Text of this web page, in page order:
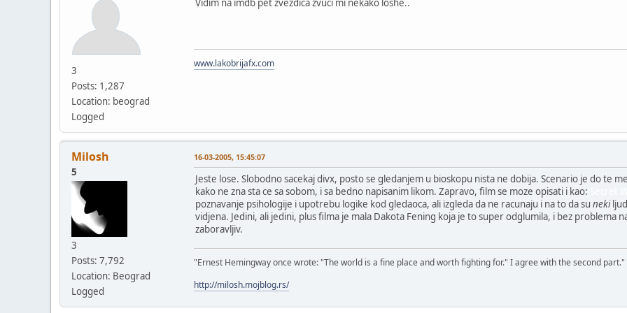
3
Posts: 1,287
Location: beograd
Logged
www.lakobrijafx.com
Milosh
5
3
Posts: 7,792
Location: Beograd
Logged
16-03-2005, 15:45:07
Jeste lose. Slobodno sacekaj divx, posto se gledanjem u bioskopu nista ne dobija. Scenario je do te
kako ne zna sta ce sa sobom, i sa bedno napisanim likom. Zapravo, film se moze opisati i kao:
poznavanje psihologije i upotrebu logike kod gledaoca, ali izgleda da ne racunaju i na to da su neki
vidjena. Jedini, ali jedini, plus filma je mala Dakota Fening koja je to super odglumila, i bez problema
zaboravljiv.
"Ernest Hemingway once wrote: "The world is a fine place and worth fighting for." I agree with the second part."
http://milosh.mojblog.rs/